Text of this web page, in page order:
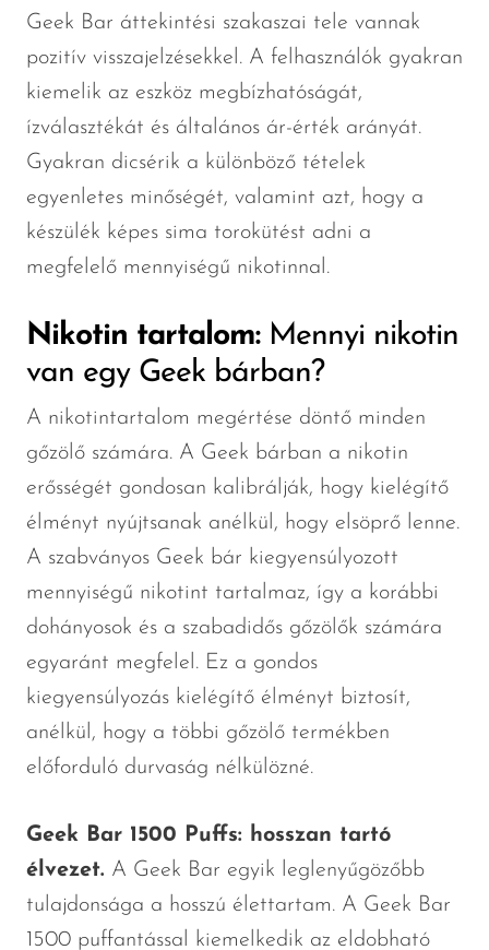
Geek Bar áttekintési szakaszai tele vannak
pozitív visszajelzésekkel. A felhasználók gyakran
kiemelik az eszköz megbízhatóságát,
ízválasztékát és általános ár-érték arányát.
Gyakran dicsérik a különböző tételek
egyenletes minőségét, valamint azt, hogy a
készülék képes sima torokütést adni a
megfelelő mennyiségű nikotinnal.
Nikotin tartalom:Mennyi nikotin
van egy Geek bárban?
A nikotintartalom megértése döntő minden
gőzölő számára. A Geek bárban a nikotin
erősségét gondosan kalibrálják, hogy kielégítő
élményt nyújtsanak anélkül, hogy elsöprő lenne.
A szabványos Geek bár kiegyensúlyozott
mennyiségű nikotint tartalmaz, így a korábbi
dohányosok és a szabadidős gőzölők számára
egyaránt megfelel. Ez a gondos
kiegyensúlyozás kielégítő élményt biztosít,
anélkül, hogy a többi gőzölő termékben
előforduló durvaság nélkülözné.
Geek Bar 1500 Puffs: hosszan tartó
élvezet. A Geek Bar egyik leglenyűgözőbb
tulajdonsága a hosszú élettartam. A Geek Bar
1500 puffantással kiemelkedik az eldobható